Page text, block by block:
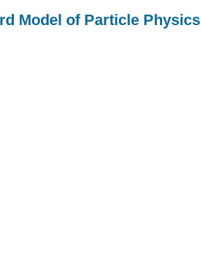
Model of Particle Physics